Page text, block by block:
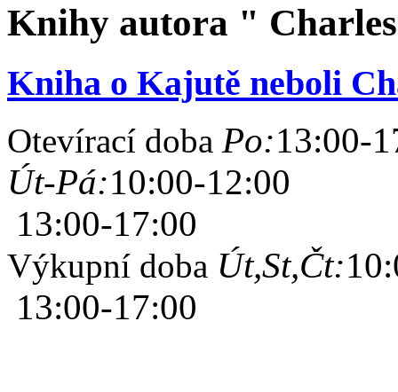
Knihy autora "
Kniha o Kajutě neboli
Otevírací doba Po:13:00-
Út-Pá:10:00-12:00
13:00-17:00
Výkupní doba Út,St,Čt:
13:00-17:00